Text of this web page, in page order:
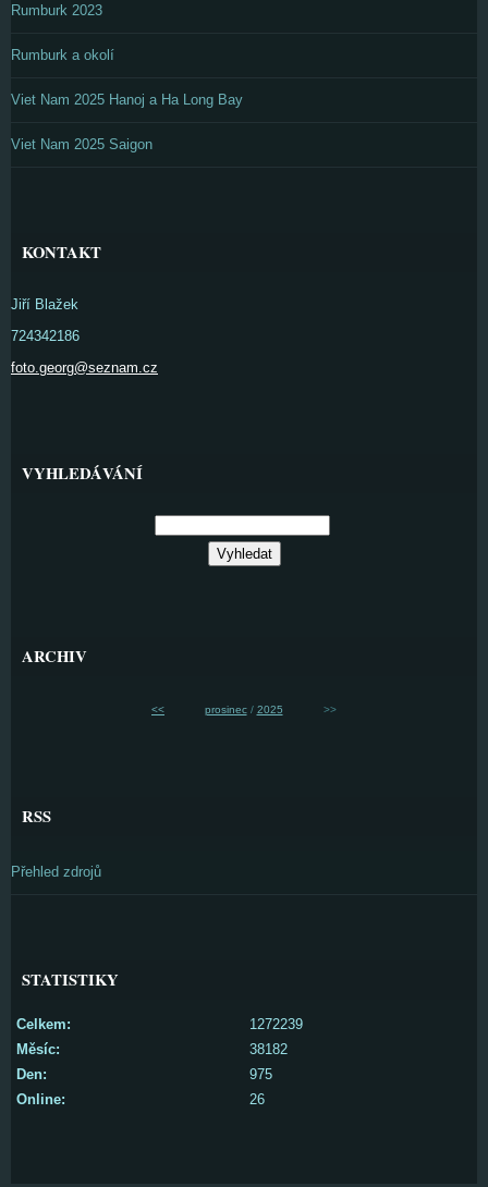
Rumburk 2023
Rumburk a okolí
Viet Nam 2025 Hanoj a Ha Long Bay
Viet Nam 2025 Saigon
KONTAKT
Jiří Blažek
724342186
foto.georg@seznam.cz
VYHLEDÁVÁNÍ
ARCHIV
<< prosinec/ 2025 >>
RSS
Přehled zdrojů
STATISTIKY
Online: 26
Celkem:
1272239
Měsíc:
38182
Den:
975